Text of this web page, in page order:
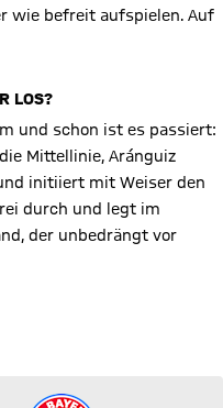
wie befreit aufspielen. Auf
LOS?
und schon ist es passiert:
Mittellinie, Aránguiz
initiiert mit Weiser den
durch und legt im
der unbedrängt vor